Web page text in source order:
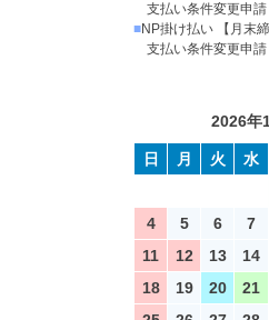
支払い条件変更申
■NP掛け払い 【月末締
支払い条件変更申
2026年
日 月 火 水
4
5 6 7
11
12 13 14
18
19 20 21